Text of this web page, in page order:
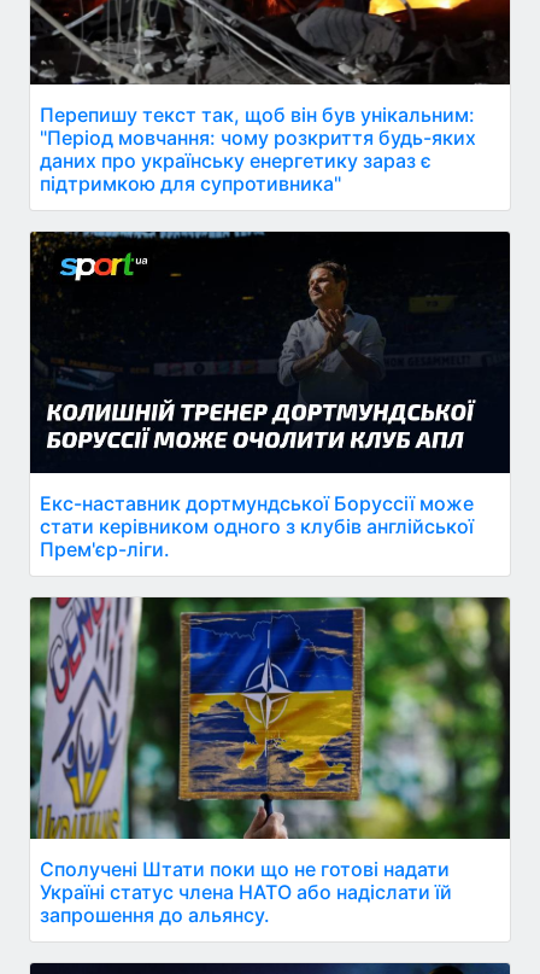
Перепишу текст так, щоб він був унікальним:
"Період мовчання: чому розкриття будь-яких
даних про українську енергетику зараз є
підтримкою для супротивника"
Екс-наставник дортмундської Боруссії може
стати керівником одного з клубів англійської
Прем'єр-ліги.
Сполучені Штати поки що не готові надати
Україні статус члена НАТО або надіслати їй
запрошення до альянсу.